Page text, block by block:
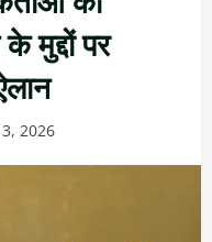
मुद्दों पर
2026